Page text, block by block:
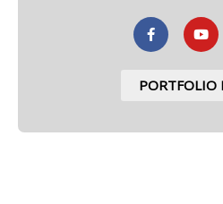
F
a
c
o
-
Y
o
u
b
PORTFOLIO